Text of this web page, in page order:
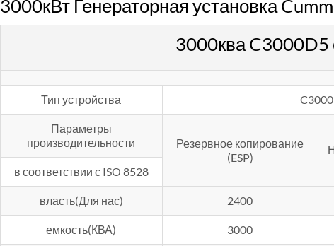
3000кВт Генераторная установка
3000ква
Тип устройства
Параметры
производительности
Резервное копирование
(ESP)
в соответствии с ISO 8528
власть(Для нас) 2400
емкость(КВА) 3000